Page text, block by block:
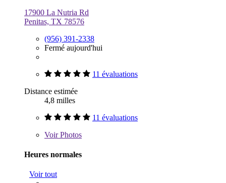
17900 La Nutria Rd
Penitas, TX 78576
(956) 391-2338
Fermé aujourd'hui
11 évaluations
Distance estimée
4,8 milles
11 évaluations
VoirPhotos
Heures normales
Voir tout